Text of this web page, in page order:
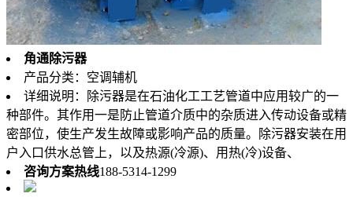
角通除污器
产品分类：空调辅机
详细说明：除污器是在石油化工工艺管道中应用较广的一
种部件。其作用一是防止管道介质中的杂质进入传动设备或精
密部位，使生产发生故障或影响产品的质量。除污器安装在用
户入口供水总管上，以及热源(冷源)、用热(冷)设备、
咨询方案热线188-5314-1299